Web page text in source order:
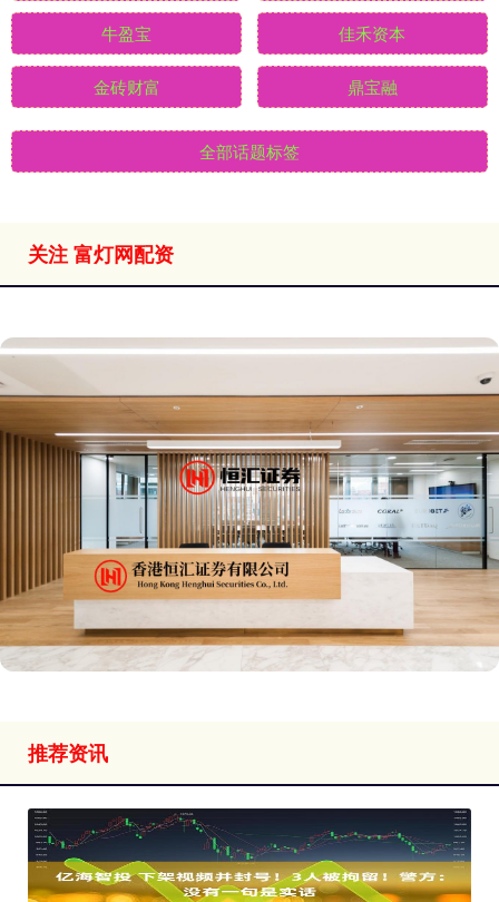
牛盈宝 佳禾资本
金砖财富 鼎宝融
全部话题标签
关注 富灯网配资
推荐资讯